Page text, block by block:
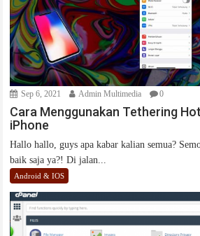
Sep 6, 2021 Admin Multimedia 0
Cara Menggunakan Tethering
iPhone
Hallo hallo, guys apa kabar kalian semua?
baik saja ya?! Di jalan...
Android & IOS